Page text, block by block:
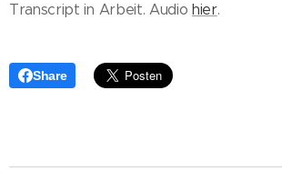
Transcript in Arbeit. Audio hier.
Share